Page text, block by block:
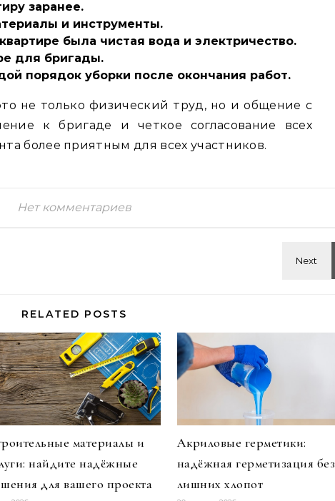
заранее.
и инструменты.
была чистая вода и электричество.
для бригады.
порядок уборки после окончания работ.
не только физический труд, но и общение с
к бригаде и четкое согласование всех
более приятным для всех участников.
Нет комментариев
RELATED POSTS
материалы и
найдите надёжные
для вашего проекта
Акриловые герметики:
надёжная герметизация без
лишних хлопот